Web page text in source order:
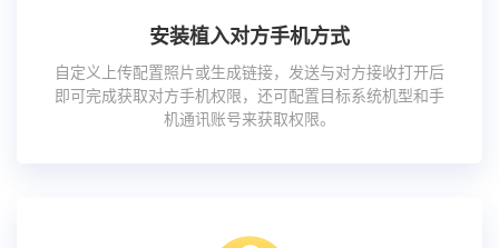
安装植入对方手机方式
自定义上传配置照片或生成链接，发送与对方接收打开后
即可完成获取对方手机权限，还可配置目标系统机型和手
机通讯账号来获取权限。